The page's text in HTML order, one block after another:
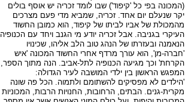
(המכונה בפי כל 'קיפוד') שבו לומד זכריה יש אוסף בולים
יקר שנעלם יום אחד. זכריה, שמביא מדי פעם מצרכים
מהמכולת של אביו לביתו של קיפוד, הוא כמובן החשוד
העיקרי בגניבה. אבל זכריה יודע מי הגנב ויחד עם הכנופיה
הנאמנה ובעזרתו של הנהג טוב הלב אליהו, שכינויו
'חברה-מן', הוא עורך מרדף אחרי החשוד המכונה 'איש
הקרחת' וכך מגיעה הכנופיה לתל-אביב. הנה מתוך הספר,
המפגש הראשון בין ילדי המושבה לעיר הגדולה:
'הילדים לא מפסיקים להשתומם ולתמוה. הכל פה שונה
מקרית-גנים. הבתים, הרחובות, החנויות הרבות, המכוניות